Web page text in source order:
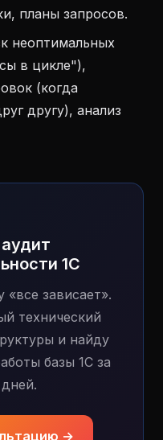
планы запросов.
неоптимальных
в цикле"),
(когда
другу), анализ
1С
«все зависает».
технический
и найду
базы 1С за
→